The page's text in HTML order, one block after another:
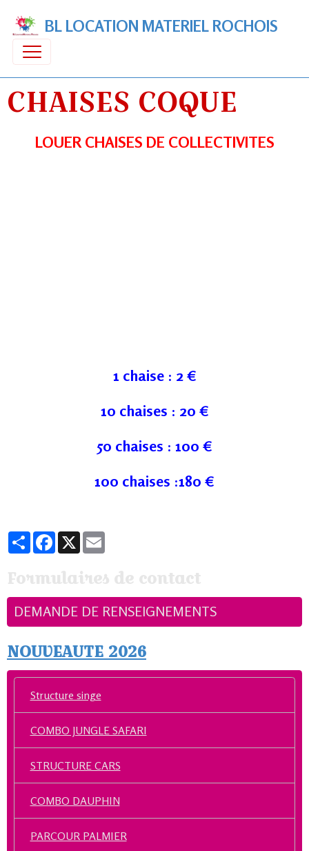
BL LOCATION MATERIEL ROCHOIS
CHAISES COQUE
LOUER CHAISES DE COLLECTIVITES
1 chaise : 2 €
10 chaises : 20 €
50 chaises : 100 €
100 chaises :180 €
PartagerFacebook
X
Formulaires de contact
DEMANDE DE RENSEIGNEMENTS
NOUVEAUTE 2026
Structure singe
COMBO JUNGLE SAFARI
STRUCTURE CARS
COMBO DAUPHIN
PARCOUR PALMIER